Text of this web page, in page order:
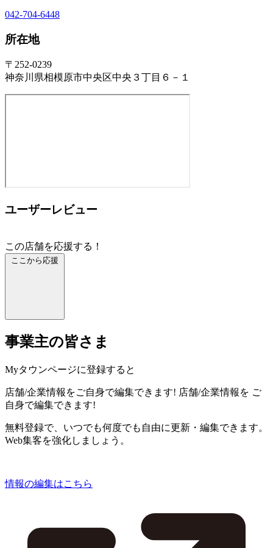
042-704-6448
所在地
〒252-0239
神奈川県相模原市中央区中央３丁目６－１
ユーザーレビュー
この店舗を応援する！
ここから応援
事業主の皆さま
Myタウンページに登録すると
店舗/企業情報をご自身で編集できます! 店舗/企業情報を ご
自身で編集できます!
無料登録で、いつでも何度でも自由に更新・編集できます。
Web集客を強化しましょう。
情報の編集はこちら